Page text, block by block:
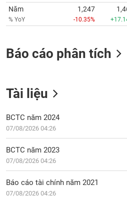
Năm
% YoY
1,247
-10.35%
Báo cáo phân tích
Tài liệu
BCTC năm 2024
07/08/2026 04:26
BCTC năm 2023
07/08/2026 04:26
Báo cáo tài chính năm 2021
07/08/2026 04:26
liệu